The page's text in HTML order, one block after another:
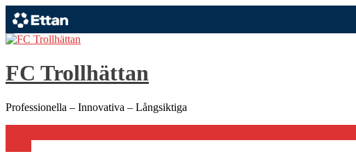
Hoppa
till
innehåll
FC Trollhättan
Professionella – Innovativa – Långsiktiga